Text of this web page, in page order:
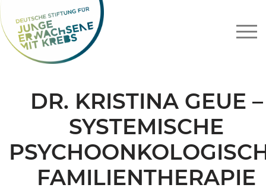
Zum
Inhalt
springen
DR. KRISTINA GEUE –
SYSTEMISCHE
FAMILIENTHERAPIE